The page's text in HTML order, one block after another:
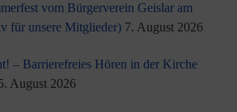
vom Bürgerverein Geislar am
für unsere Mitglieder) 7. August 2026
– Barrierefreies Hören in der Kirche
August 2026